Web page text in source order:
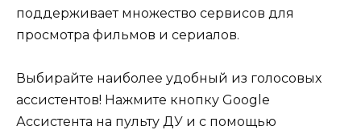
поддерживает множество сервисов для
просмотра фильмов и сериалов.
Выбирайте наиболее удобный из голосовых
ассистентов! Нажмите кнопку Google
Ассистента на пульту ДУ и с помощью